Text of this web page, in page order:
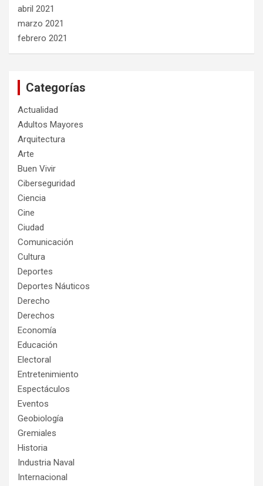
abril 2021
marzo 2021
febrero 2021
Categorías
Actualidad
Adultos Mayores
Arquitectura
Arte
Buen Vivir
Ciberseguridad
Ciencia
Cine
Ciudad
Comunicación
Cultura
Deportes
Deportes Náuticos
Derecho
Derechos
Economía
Educación
Electoral
Entretenimiento
Espectáculos
Eventos
Geobiología
Gremiales
Historia
Industria Naval
Internacional